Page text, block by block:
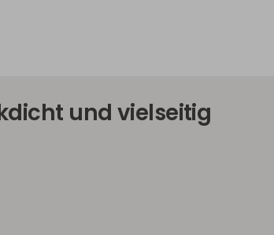
und vielseitig